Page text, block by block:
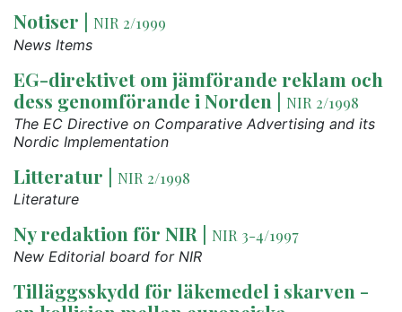
Notiser | NIR 2/1999
News Items
EG-direktivet om jämförande reklam och
dess genomförande i Norden | NIR 2/1998
The EC Directive on Comparative Advertising and its
Nordic Implementation
Litteratur | NIR 2/1998
Literature
Ny redaktion för NIR | NIR 3-4/1997
New Editorial board for NIR
Tilläggsskydd för läkemedel i skarven -